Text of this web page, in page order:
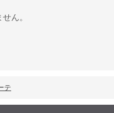
ん。
テ